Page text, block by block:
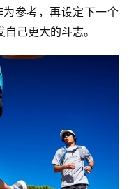
参考，再设定下一个
己更大的斗志。